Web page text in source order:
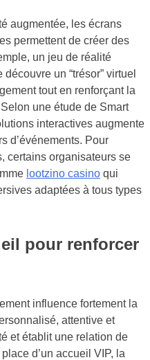
augmentée, les écrans
permettent de créer des
un jeu de réalité
un “trésor” virtuel
tout en renforçant la
une étude de Smart
interactives augmente
d’événements. Pour
certains organisateurs se
lootzino casino qui
adaptées à tous types
pour renforcer
influence fortement la
attentive et
et établit une relation de
d’un accueil VIP, la